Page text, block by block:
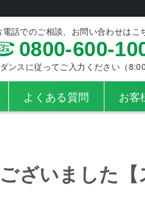
電話でのご相談、お問い合わせはこ
0800-600-
ンスに従ってご入力ください（
よくある質問 お客
ざいました